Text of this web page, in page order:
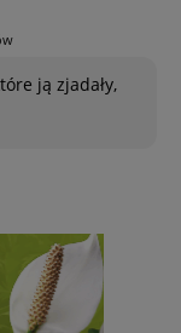
ją zjadały,